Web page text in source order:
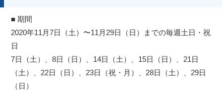
■ 期間
2020年11月7日（土）〜11月29日（日）までの毎週土日・祝
日
7日（土）、8日（日）、14日（土）、15日（日）、21日
（土）、22日（日）、23日（祝・月）、28日（土）、29日
（日）